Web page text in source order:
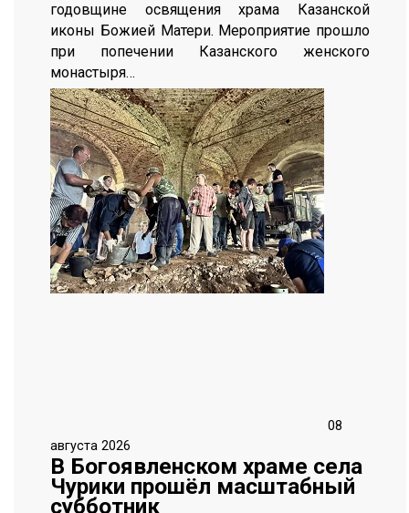
годовщине освящения храма Казанской
иконы Божией Матери. Мероприятие прошло
при попечении Казанского женского
монастыря…
08
августа 2026
В Богоявленском храме села
Чурики прошёл масштабный
субботник